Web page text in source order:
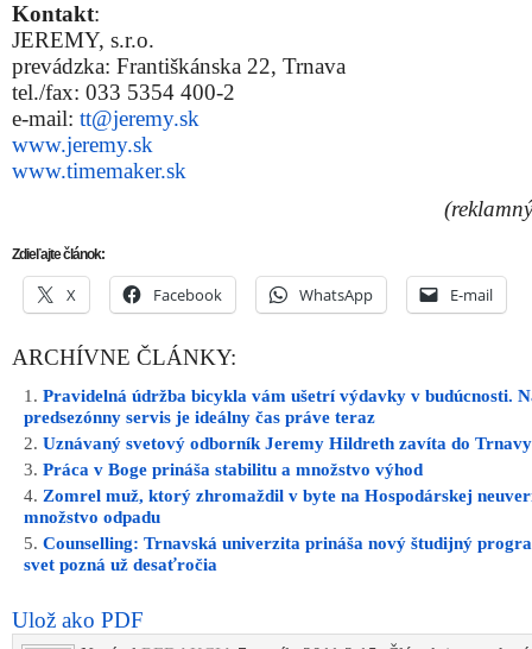
Kontakt:
JEREMY, s.r.o.
prevádzka: Františkánska 22, Trnava
tel./fax: 033 5354 400-2
e-mail: tt@jeremy.sk
www.jeremy.sk
www.timemaker.sk
Zdieľajte článok:
X Facebook WhatsApp E-mail
ARCHÍVNE ČLÁNKY:
Pravidelná údržba bicykla vám ušetrí výdavky v budúcnosti.
predsezónny servis je ideálny čas práve teraz
Uznávaný svetový odborník Jeremy Hildreth zavíta do Trnavy
Práca v Boge prináša stabilitu a množstvo výhod
Zomrel muž, ktorý zhromaždil v byte na Hospodárskej
množstvo odpadu
Counselling: Trnavská univerzita prináša nový študijný
svet pozná už desaťročia
Ulož ako PDF